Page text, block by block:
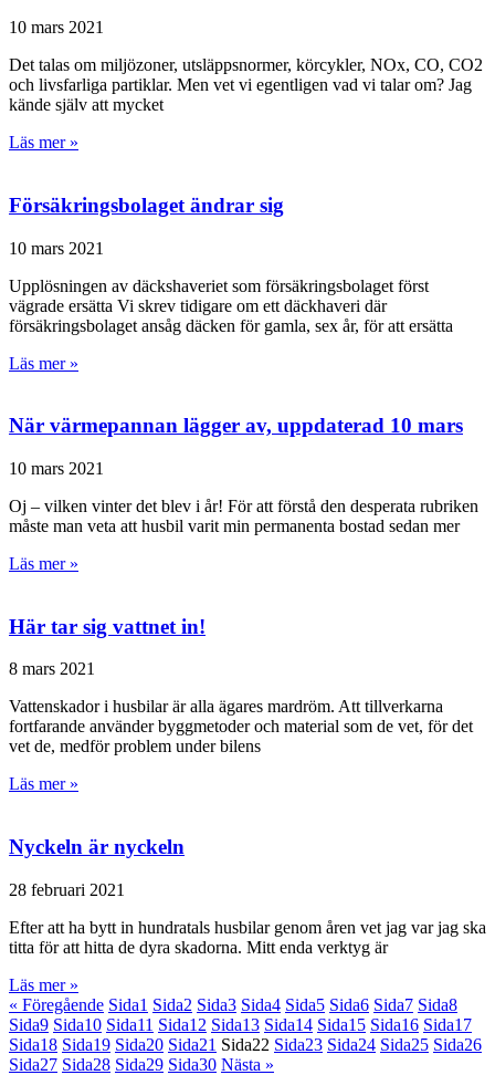
10 mars 2021
Det talas om miljözoner, utsläppsnormer, körcykler, NOx, CO, CO2
och livsfarliga partiklar. Men vet vi egentligen vad vi talar om? Jag
kände själv att mycket
Läs mer »
Försäkringsbolaget ändrar sig
10 mars 2021
Upplösningen av däckshaveriet som försäkringsbolaget först
vägrade ersätta Vi skrev tidigare om ett däckhaveri där
försäkringsbolaget ansåg däcken för gamla, sex år, för att ersätta
Läs mer »
När värmepannan lägger av, uppdaterad 10 mars
10 mars 2021
Oj – vilken vinter det blev i år! För att förstå den desperata rubriken
måste man veta att husbil varit min permanenta bostad sedan mer
Läs mer »
Här tar sig vattnet in!
8 mars 2021
Vattenskador i husbilar är alla ägares mardröm. Att tillverkarna
fortfarande använder byggmetoder och material som de vet, för det
vet de, medför problem under bilens
Läs mer »
Nyckeln är nyckeln
28 februari 2021
Efter att ha bytt in hundratals husbilar genom åren vet jag var jag ska
titta för att hitta de dyra skadorna. Mitt enda verktyg är
Läs mer »
« Föregående Sida1 Sida2 Sida3 Sida4 Sida5 Sida6 Sida7 Sida8
Sida9 Sida10 Sida11 Sida12 Sida13 Sida14 Sida15 Sida16 Sida17
Sida18 Sida19 Sida20 Sida21 Sida22 Sida23 Sida24 Sida25 Sida26
Sida27 Sida28 Sida29 Sida30 Nästa »